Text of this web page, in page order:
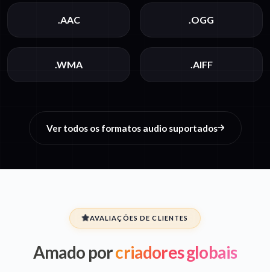
.AAC .OGG
.WMA .AIFF
Ver todos os formatos audio suportados
AVALIAÇÕES DE CLIENTES
Amado porcriadores globais